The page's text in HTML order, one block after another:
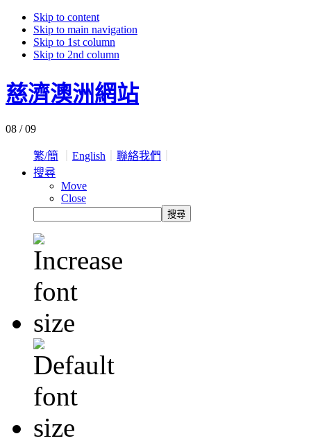
Skip to content
Skip to main navigation
Skip to 1st column
Skip to 2nd column
慈濟澳洲網站
08 / 09
繁/簡 English 聯絡我們
搜尋
Move
Close